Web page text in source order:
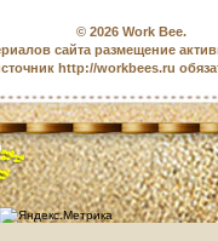
© 2026 Work Bee.
сайта размещение
http://workbees.ru